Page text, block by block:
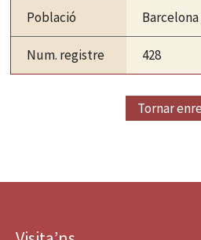
Població Barcelona
Num. registre 428
Tornar